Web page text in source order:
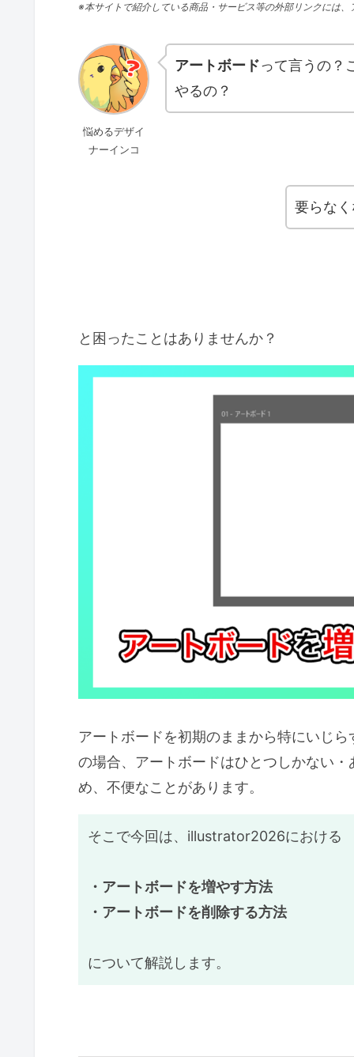
※本サイトで紹介している商品・サービス等の外部リンクには、
悩めるデザイ
ナーインコ
アートボードって言うの？
やるの？
要らな
と困ったことはありませんか？
アートボードを初期のままから特にいじ
の場合、アートボードはひとつしかない
め、不便なことがあります。
そこで今回は、illustrator2026における
・アートボードを増やす方法
・アートボードを削除する方法
について解説します。